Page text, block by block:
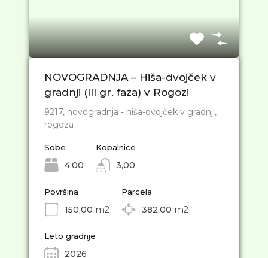
NOVOGRADNJA – Hiša-dvojček v
gradnji (III gr. faza) v Rogozi
9217, novogradnja - hiša-dvojček v gradnji,
rogoza
Sobe
4,00
Kopalnice
3,00
Površina
150,00 m2
Parcela
382,00 m2
Leto gradnje
2026